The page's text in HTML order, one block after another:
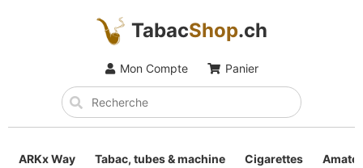
TabacShop.ch
Mon Compte Panier
ARKx Way Tabac, tubes & machine Cigarettes